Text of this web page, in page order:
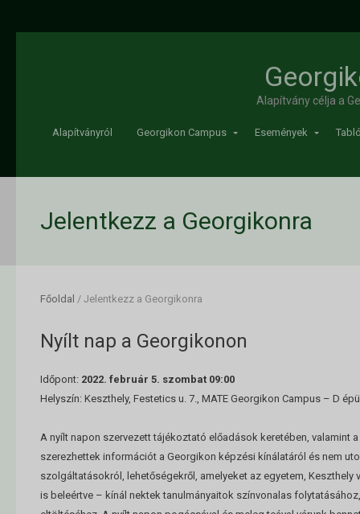
Alapítvány célja a
Alapítványról Georgikon Campus Események
Jelentkezz a Georgikonra
Főoldal / Jelentkezz a Georgikonra
Nyílt nap a Georgikonon
Időpont: 2022. február 5. szombat 09:00
Helyszín: Keszthely, Festetics u. 7., MATE Georgikon Campus – D
A nyílt napon szervezett tájékoztató előadások keretében, valamint
szerezhettek információt a Georgikon képzési kínálatáról és nem
szolgáltatásokról, lehetőségekről, amelyeket az egyetem, Keszthely
is beleértve – kínál nektek tanulmányaitok színvonalas